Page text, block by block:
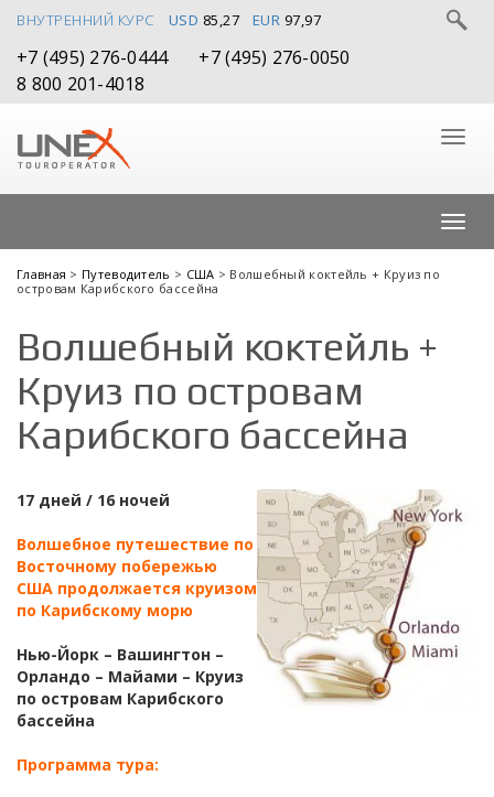
ВНУТРЕННИЙ КУРС USD 85,27 EUR 97,97
+7 (495) 276-0444
+7 (495) 276-0050
8 800 201-4018
Главная > Путеводитель > США > Волшебный коктейль + Круиз по
островам Карибского бассейна
Волшебный коктейль +
Круиз по островам
Карибского бассейна
17 дней / 16 ночей
Волшебное путешествие по
Восточному побережью
США продолжается круизом
по Карибскому морю
Нью-Йорк – Вашингтон –
Орландо – Майами – Круиз
по островам Карибского
бассейна
Программа тура: